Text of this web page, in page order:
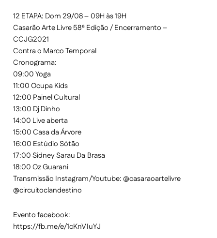
12 ETAPA: Dom 29/08 – 09H às 19H
Casarão Arte Livre 58ª Edição / Encerramento –
CCJG2021
Contra o Marco Temporal
Cronograma:
09:00 Yoga
11:00 Ocupa Kids
12:00 Painel Cultural
13:00 Dj Dinho
14:00 Live aberta
15:00 Casa da Árvore
16:00 Estúdio Sótão
17:00 Sidney Sarau Da Brasa
18:00 Oz Guarani
Transmissão Instagram/Youtube: @casaraoartelivre
@circuitoclandestino
Evento facebook:
https://fb.me/e/1cKnVIuYJ